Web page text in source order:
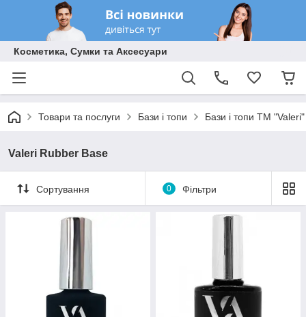
Косметика, Сумки та Аксесуари
Товари та послуги Бази і топи Бази і топи ТМ "Valeri"
Valeri Rubber Base
Сортування 0 Фільтри